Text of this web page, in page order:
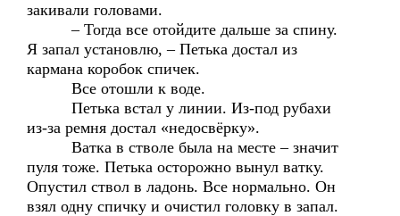
закивали головами.
– Тогда все отойдите дальше за спину.
Я запал установлю, – Петька достал из
кармана коробок спичек.
Все отошли к воде.
Петька встал у линии. Из-под рубахи
из-за ремня достал «недосвёрку».
Ватка в стволе была на месте – значит
пуля тоже. Петька осторожно вынул ватку.
Опустил ствол в ладонь. Все нормально. Он
взял одну спичку и очистил головку в запал.